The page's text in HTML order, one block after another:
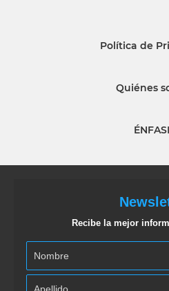
Política de
Quiénes
Recibe la mejor